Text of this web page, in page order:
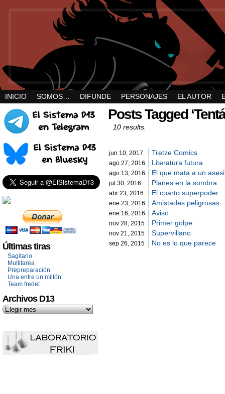
INICIO SOMOS… DIFUNDE PERSONAJES EL AUTOR
Últimas tiras
Sagitario
Multitarea
Prepreparación
Una entre un millón
Team fredet
Archivos D13
Posts Tagged
10 results.
jun 10, 2017 Tretze Comics
ago 27, 2016 Literatura futura
ago 13, 2016 El que mata a un
jul 30, 2016 Planes en la sombra
abr 23, 2016 El cuarto superpoder
ene 23, 2016 Amistades peligrosas
ene 16, 2016 Aviso
nov 28, 2015 Primer golpe
nov 21, 2015 Supervillano
sep 26, 2015 No es lo que parece